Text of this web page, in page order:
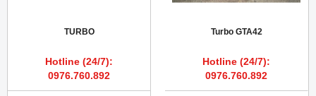
TURBO
Hotline (24/7):
0976.760.892
Turbo GTA42
Hotline (24/7):
0976.760.892